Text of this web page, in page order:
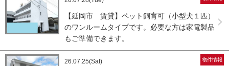
【延岡市 賃貸】ペット飼育可（小型犬１匹）
のワンルームタイプです。必要な方は家電製品
もご準備できます。
26.07.25(Sat) 物件情報